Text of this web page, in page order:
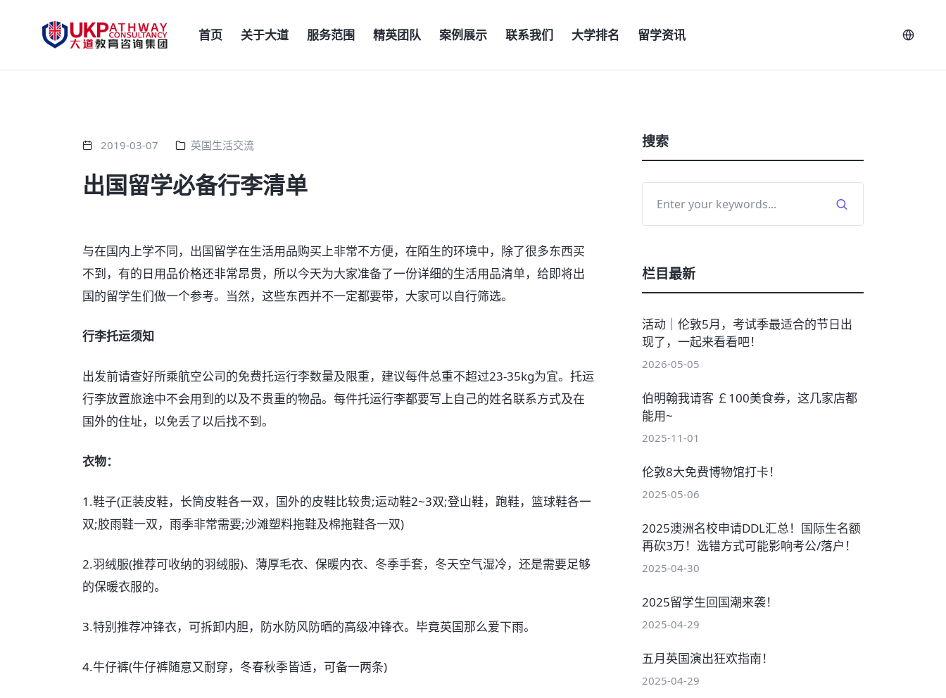
首页 关于大道 服务范围 精英团队 案例展示 联系我们 大学排名 留学资讯
2019-03-07 英国生活交流
出国留学必备行李清单
与在国内上学不同，出国留学在生活用品购买上非常不方便，在陌生的环境中，除了很多东西买
不到，有的日用品价格还非常昂贵，所以今天为大家准备了一份详细的生活用品清单，给即将出
国的留学生们做一个参考。当然，这些东西并不一定都要带，大家可以自行筛选。
行李托运须知
出发前请查好所乘航空公司的免费托运行李数量及限重，建议每件总重不超过23-35kg为宜。托运
行李放置旅途中不会用到的以及不贵重的物品。每件托运行李都要写上自己的姓名联系方式及在
国外的住址，以免丢了以后找不到。
衣物：
1.鞋子(正装皮鞋，长筒皮鞋各一双，国外的皮鞋比较贵;运动鞋2~3双;登山鞋，跑鞋，篮球鞋各一
双;胶雨鞋一双，雨季非常需要;沙滩塑料拖鞋及棉拖鞋各一双)
2.羽绒服(推荐可收纳的羽绒服)、薄厚毛衣、保暖内衣、冬季手套，冬天空气湿冷，还是需要足够
的保暖衣服的。
3.特别推荐冲锋衣，可拆卸内胆，防水防风防晒的高级冲锋衣。毕竟英国那么爱下雨。
4.牛仔裤(牛仔裤随意又耐穿，冬春秋季皆适，可备一两条)
搜索
栏目最新
活动｜伦敦5月，考试季最适合的节日出
现了，一起来看看吧！
2026-05-05
伯明翰我请客 ￡100美食券，这几家店都
能用~
2025-11-01
伦敦8大免费博物馆打卡！
2025-05-06
2025澳洲名校申请DDL汇总！国际生名额
再砍3万！选错方式可能影响考公/落户！
2025-04-30
2025留学生回国潮来袭！
2025-04-29
五月英国演出狂欢指南！
2025-04-29